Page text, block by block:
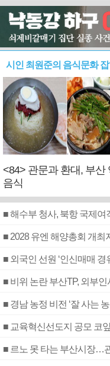
시인 최원준의 음식문화
<84> 관문과 환대, 부산
음식
■ 해수부 청사, 북항 국제
■ 2028 유엔 해양총회 개최
■ 외국인 선원 ‘인신매매
■ 비위 논란 부산TP, 외부인
■ 경남 농정 비전 ‘잘 사는
■ 교육혁신선도지 공모 코
■ 르노 못 타는 부산시장…